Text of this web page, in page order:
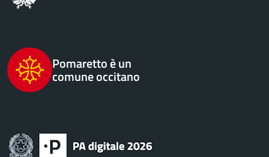
Pomaretto è un
comune occitano